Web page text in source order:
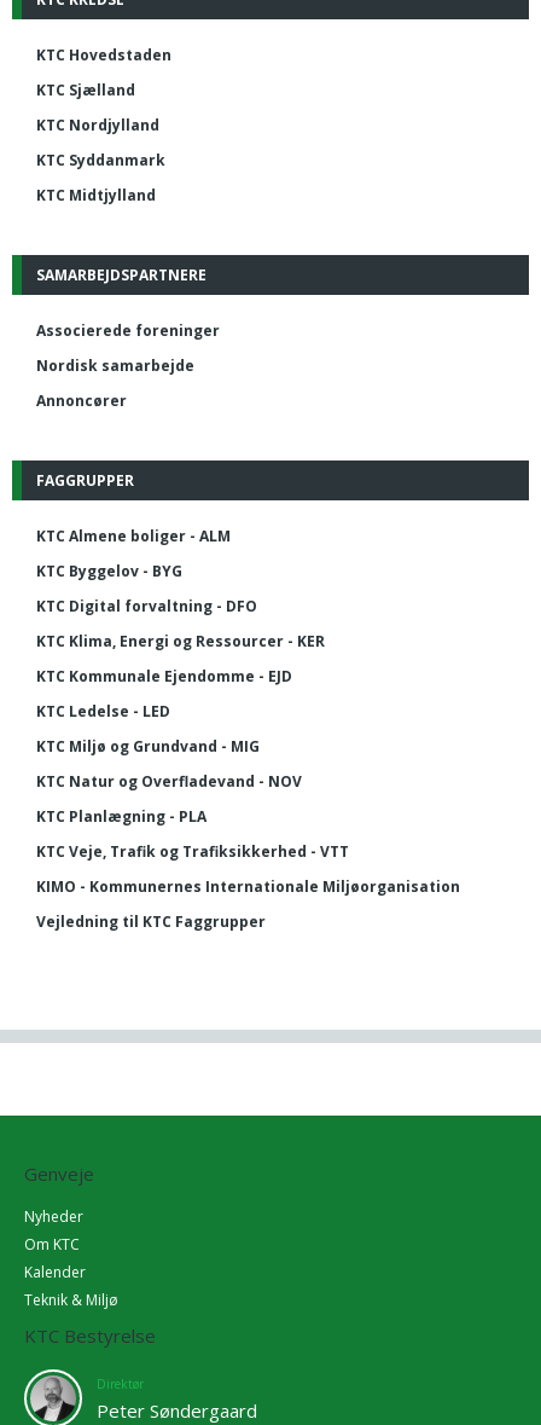
KTC Hovedstaden
KTC Sjælland
KTC Nordjylland
KTC Syddanmark
KTC Midtjylland
SAMARBEJDSPARTNERE
Associerede foreninger
Nordisk samarbejde
Annoncører
FAGGRUPPER
KTC Almene boliger - ALM
KTC Byggelov - BYG
KTC Digital forvaltning - DFO
KTC Klima, Energi og Ressourcer - KER
KTC Kommunale Ejendomme - EJD
KTC Ledelse - LED
KTC Miljø og Grundvand - MIG
KTC Natur og Overfladevand - NOV
KTC Planlægning - PLA
KTC Veje, Trafik og Trafiksikkerhed - VTT
KIMO - Kommunernes Internationale Miljøorganisation
Vejledning til KTC Faggrupper
Genveje
Nyheder
Om KTC
Kalender
Teknik & Miljø
KTC Bestyrelse
Direktør
Peter Søndergaard